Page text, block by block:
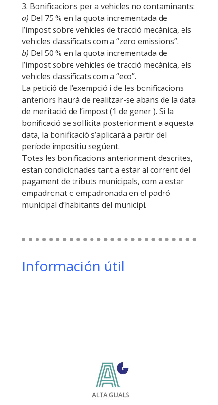
3. Bonificacions per a vehicles no contaminants:
a) Del 75 % en la quota incrementada de
l’impost sobre vehicles de tracció mecànica, els
vehicles classificats com a “zero emissions”.
b) Del 50 % en la quota incrementada de
l’impost sobre vehicles de tracció mecànica, els
vehicles classificats com a “eco”.
La petició de l’exempció i de les bonificacions
anteriors haurà de realitzar-se abans de la data
de meritació de l’impost (1 de gener ). Si la
bonificació se sol·licita posteriorment a aquesta
data, la bonificació s’aplicarà a partir del
període impositiu següent.
Totes les bonificacions anteriorment descrites,
estan condicionades tant a estar al corrent del
pagament de tributs municipals, com a estar
empadronat o empadronada en el padró
municipal d’habitants del municipi.
Información útil